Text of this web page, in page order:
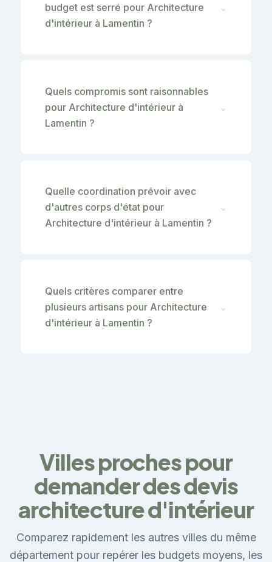
budget est serré pour Architecture
d'intérieur à Lamentin ?
⌄
Quels compromis sont raisonnables
pour Architecture d'intérieur à
Lamentin ?
⌄
Quelle coordination prévoir avec
d'autres corps d'état pour
Architecture d'intérieur à Lamentin ?
⌄
Quels critères comparer entre
plusieurs artisans pour Architecture
d'intérieur à Lamentin ?
⌄
Villes proches pour
demander des devis
architecture d'intérieur
Comparez rapidement les autres villes du même
département pour repérer les budgets moyens, les